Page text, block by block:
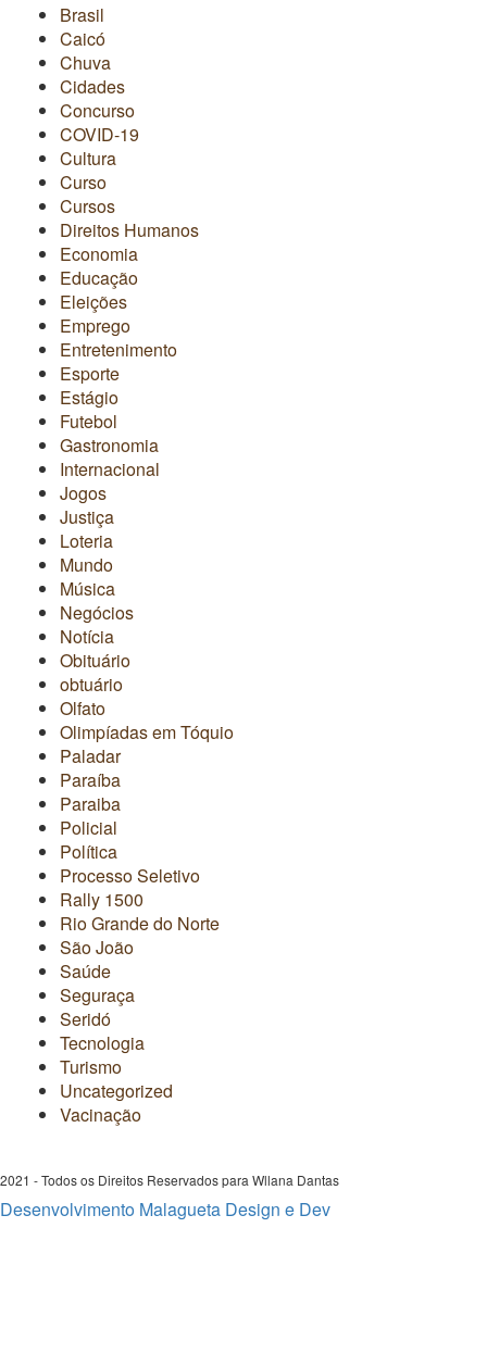
Brasil
Caicó
Chuva
Cidades
Concurso
COVID-19
Cultura
Curso
Cursos
Direitos Humanos
Economia
Educação
Eleições
Emprego
Entretenimento
Esporte
Estágio
Futebol
Gastronomia
Internacional
Jogos
Justiça
Loteria
Mundo
Música
Negócios
Notícia
Obituário
obtuário
Olfato
Olimpíadas em Tóquio
Paladar
Paraíba
Paraiba
Policial
Política
Processo Seletivo
Rally 1500
Rio Grande do Norte
São João
Saúde
Seguraça
Seridó
Tecnologia
Turismo
Uncategorized
Vacinação
2021 - Todos os Direitos Reservados para Wllana Dantas
Desenvolvimento Malagueta Design e Dev